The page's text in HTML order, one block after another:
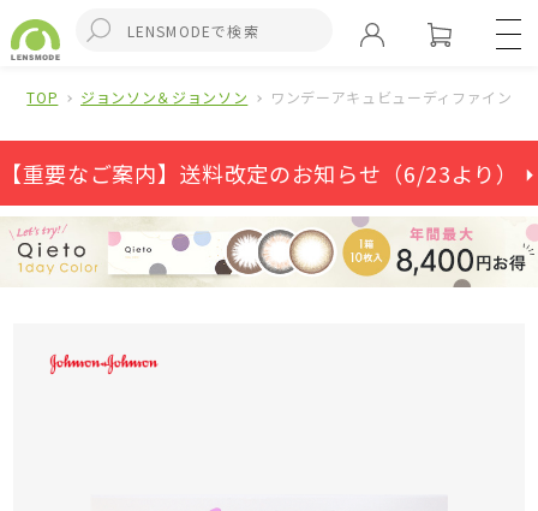
TOP ジョンソン＆ジョンソン ワンデーアキュビューディファイン
【重要なご案内】送料改定のお知らせ（6/23より） ⏵